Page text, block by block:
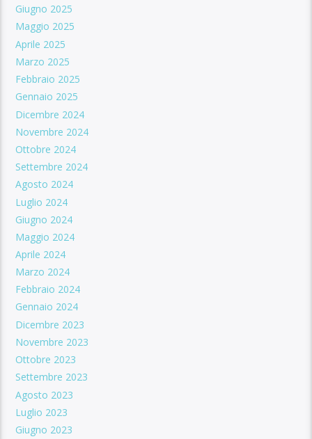
Giugno 2025
Maggio 2025
Aprile 2025
Marzo 2025
Febbraio 2025
Gennaio 2025
Dicembre 2024
Novembre 2024
Ottobre 2024
Settembre 2024
Agosto 2024
Luglio 2024
Giugno 2024
Maggio 2024
Aprile 2024
Marzo 2024
Febbraio 2024
Gennaio 2024
Dicembre 2023
Novembre 2023
Ottobre 2023
Settembre 2023
Agosto 2023
Luglio 2023
Giugno 2023